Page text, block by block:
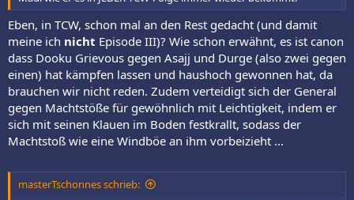
Eben, in TCW, schon mal an den Rest gedacht (und damit
meine ich nicht Episode III)? Wie schon erwähnt, es ist canon
dass Dooku Grievous gegen Asajj und Durge (also zwei gegen
einen) hat kämpfen lassen und haushoch gewonnen hat, da
brauchen wir nicht reden. Zudem verteidigt sich der General
gegen Machtstöße für gewöhnlich mit Leichtigkeit, indem er
sich mit seinen Klauen im Boden festkrallt, sodass der
Machtstoß wie eine Windböe an ihm vorbeizieht ...
masterTschonnes schrieb: